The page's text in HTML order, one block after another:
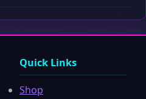
Quick Links
Shop